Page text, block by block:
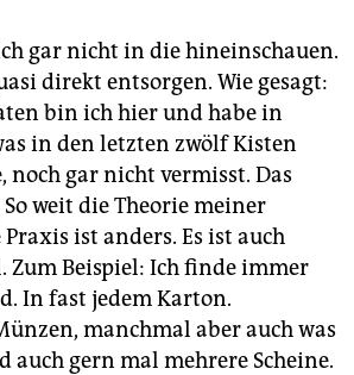
gar nicht in die hineinschauen.
direkt entsorgen. Wie gesagt:
bin ich hier und habe in
in den letzten zwölf Kisten
gar nicht vermisst. Das
weit die Theorie meiner
ist anders. Es ist auch
Zum Beispiel: Ich finde immer
In fast jedem Karton.
manchmal aber auch was
auch gern mal mehrere Scheine.